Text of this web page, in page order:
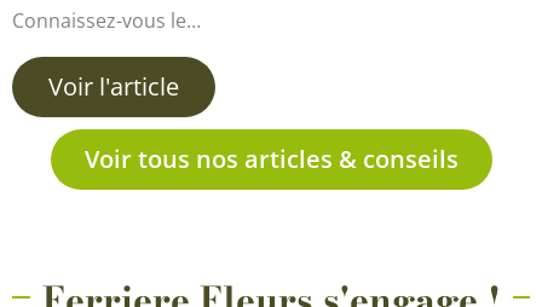
Connaissez-vous le…
Voir l'article
Voir tous nos articles & conseils